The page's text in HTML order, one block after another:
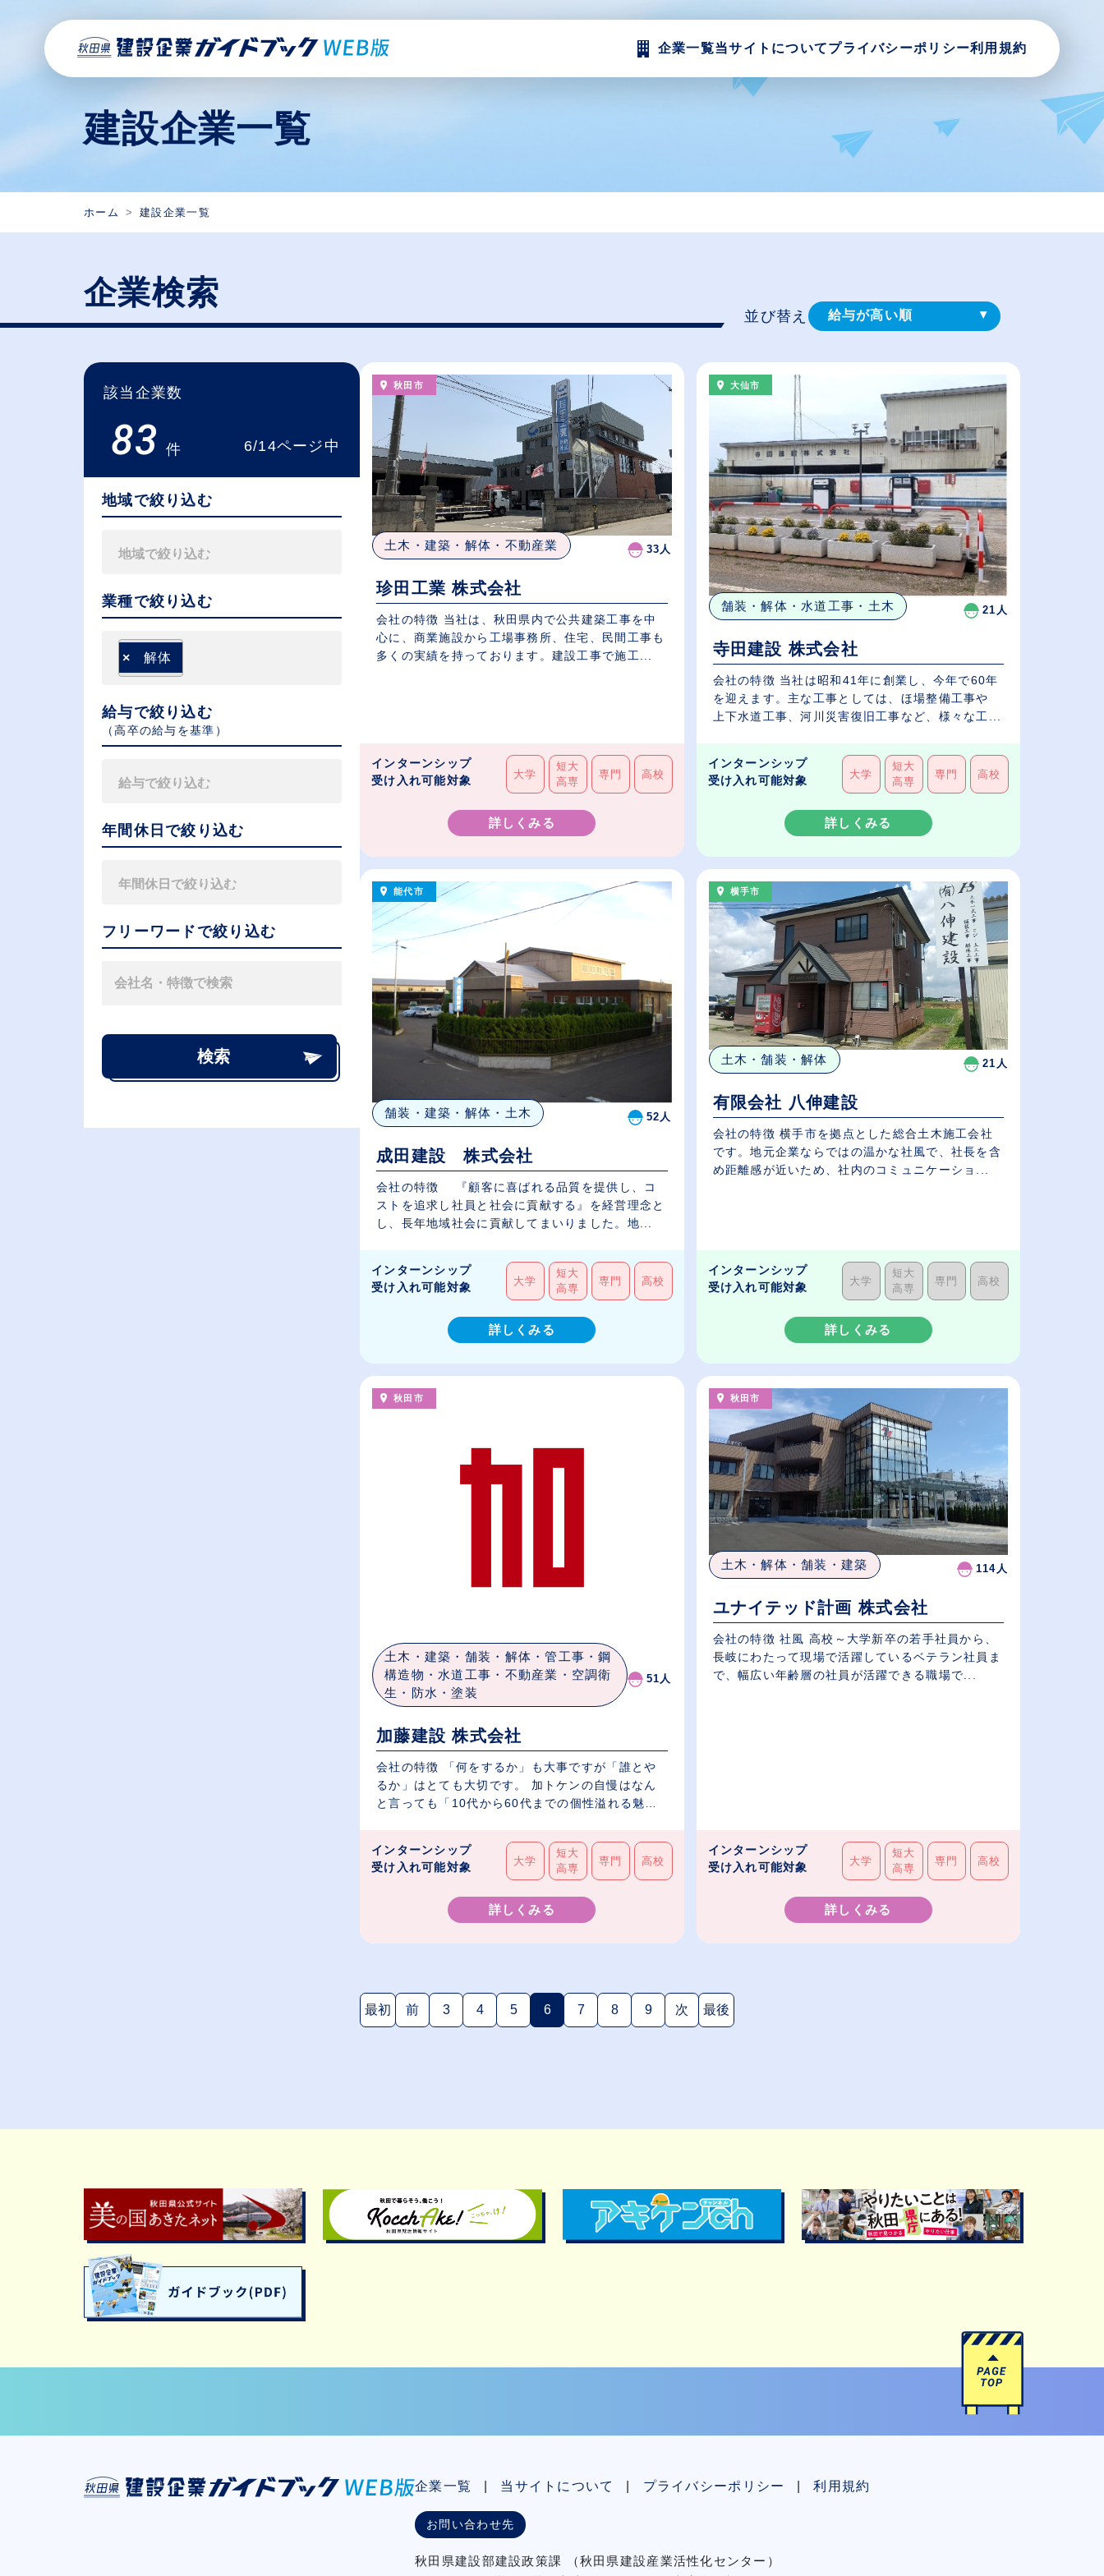
企業一覧当サイトについてプライバシーポリシー利用規約
建設企業一覧
ホーム 建設企業一覧
企業検索
該当企業数
83 件 6/14ページ中
地域で絞り込む
業種で絞り込む
× 解体
給与で絞り込む
（⾼卒の給与を基準）
年間休日で絞り込む
フリーワードで絞り込む
検索
並び替え 給与が高い順
従業員が多い順
休日数が多い順
秋田市
土木・建築・解体・不動産業 33人
珍田工業 株式会社
会社の特徴 当社は、秋田県内で公共建築工事を中
心に、商業施設から工場事務所、住宅、民間工事も
多くの実績を持っております。建設工事で施工...
インターンシップ
受け入れ可能対象
大学
短大
高専
専門 高校
詳しくみる
大仙市
舗装・解体・水道工事・土木 21人
寺田建設 株式会社
会社の特徴 当社は昭和41年に創業し、今年で60年
を迎えます。主な工事としては、ほ場整備工事や
上下水道工事、河川災害復旧工事など、様々な工...
インターンシップ
受け入れ可能対象
大学
短大
高専
専門 高校
詳しくみる
能代市
舗装・建築・解体・土木 52人
成田建設 株式会社
会社の特徴 『顧客に喜ばれる品質を提供し、コ
ストを追求し社員と社会に貢献する』を経営理念と
し、長年地域社会に貢献してまいりました。地...
インターンシップ
受け入れ可能対象
大学
短大
高専
専門 高校
詳しくみる
横手市
土木・舗装・解体 21人
有限会社 八伸建設
会社の特徴 横手市を拠点とした総合土木施工会社
です。地元企業ならではの温かな社風で、社長を含
め距離感が近いため、社内のコミュニケーショ...
インターンシップ
受け入れ可能対象
大学
短大
高専
専門 高校
詳しくみる
秋田市
土木・建築・舗装・解体・管工事・鋼
構造物・水道工事・不動産業・空調衛
生・防水・塗装
51人
加藤建設 株式会社
会社の特徴 「何をするか」も大事ですが「誰とや
るか」はとても大切です。 加トケンの自慢はなん
と言っても「10代から60代までの個性溢れる魅
インターンシップ
受け入れ可能対象
大学
短大
高専
専門 高校
詳しくみる
秋田市
土木・解体・舗装・建築 114人
ユナイテッド計画 株式会社
会社の特徴 社風 高校～大学新卒の若手社員から、
長岐にわたって現場で活躍しているベテラン社員ま
で、幅広い年齢層の社員が活躍できる職場で...
インターンシップ
受け入れ可能対象
大学
短大
高専
専門 高校
詳しくみる
最初 前 3 4 5 6(現在のページ)
7 8 9 次 最後
企業一覧 当サイトについて プライバシーポリシー 利用規約
お問い合わせ先
秋⽥県建設部建設政策課
（秋⽥県建設産業活性化センター）